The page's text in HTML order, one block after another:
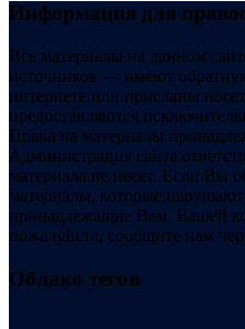
Информация для
Все материалы на данном
источников — имеют
интернете или присланы
предоставляются
Права на материалы
Администрация сайта
материала не несет. Если Вы
материалы, которые нарушают
принадлежащие Вам, Вашей
пожалуйста, сообщите нам
Облако тегов